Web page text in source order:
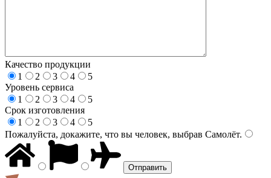
Качество продукции
1
2 3 4
5
Уровень сервиса
1
2 3 4
5
Срок изготовления
1
2 3 4
5
Пожалуйста, докажите, что вы человек, выбрав Самолёт.